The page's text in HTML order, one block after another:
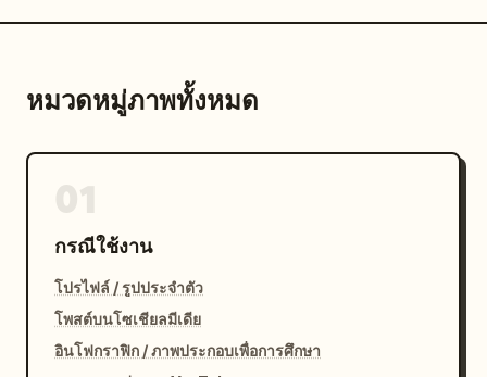
หมวดหมู่ภาพทั้งหมด
กรณีใช้งาน
โปรไฟล์ / รูปประจำตัว
โพสต์บนโซเชียลมีเดีย
อินโฟกราฟิก / ภาพประกอบเพื่อการศึกษา